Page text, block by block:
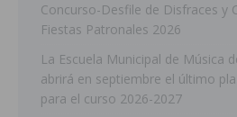
Concurso-Desfile de Disfraces y
Fiestas Patronales 2026
La Escuela Municipal de Música
abrirá en septiembre el último
para el curso 2026-2027